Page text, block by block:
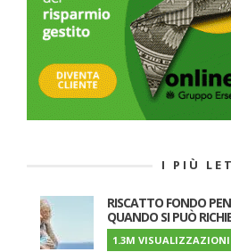
I PIÙ
RISCATTO FONDO
QUANDO SI PUÒ
1.3M VISUALIZZAZIONI